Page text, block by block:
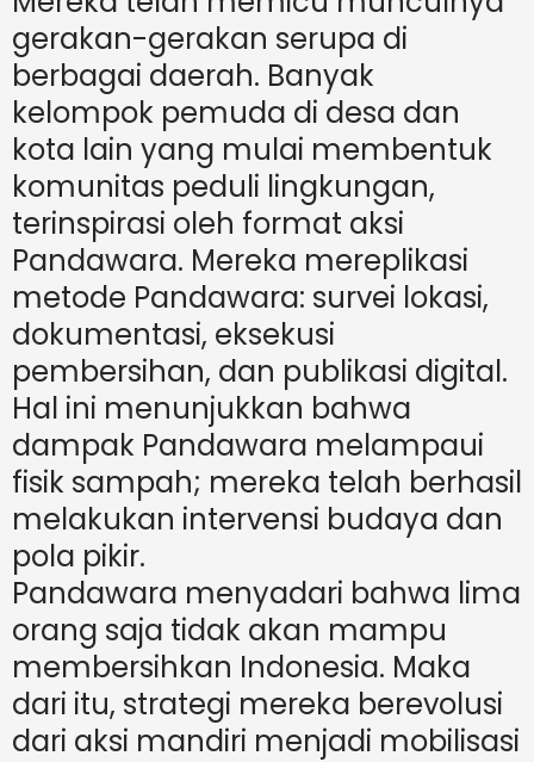
gerakan-gerakan serupa di
berbagai daerah. Banyak
kelompok pemuda di desa dan
kota lain yang mulai membentuk
komunitas peduli lingkungan,
terinspirasi oleh format aksi
Pandawara. Mereka mereplikasi
metode Pandawara: survei lokasi,
dokumentasi, eksekusi
pembersihan, dan publikasi digital.
Hal ini menunjukkan bahwa
dampak Pandawara melampaui
fisik sampah; mereka telah berhasil
melakukan intervensi budaya dan
pola pikir.
Pandawara menyadari bahwa lima
orang saja tidak akan mampu
membersihkan Indonesia. Maka
dari itu, strategi mereka berevolusi
dari aksi mandiri menjadi mobilisasi